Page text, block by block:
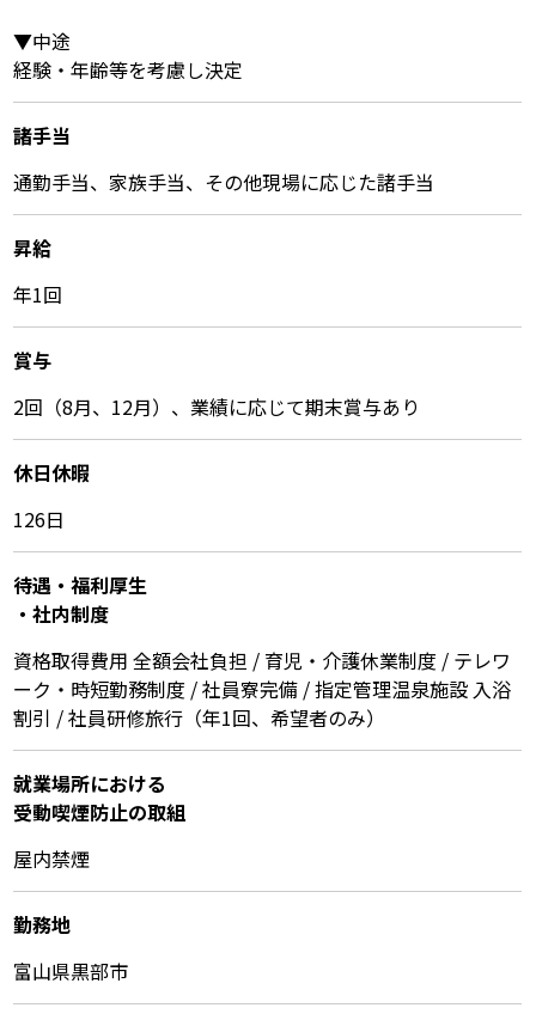
▼中途
経験・年齢等を考慮し決定
諸⼿当
通勤手当、家族手当、その他現場に応じた諸手当
昇給
年1回
賞与
2回（8月、12月）、業績に応じて期末賞与あり
休⽇休暇
126日
待遇・福利厚⽣
・社内制度
資格取得費用 全額会社負担 / 育児・介護休業制度 / テレワ
ーク・時短勤務制度 / 社員寮完備 / 指定管理温泉施設 入浴
割引 / 社員研修旅行（年1回、希望者のみ）
就業場所における
受動喫煙防⽌の取組
屋内禁煙
勤務地
富山県黒部市